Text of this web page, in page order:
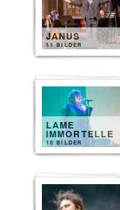
JANUS
11 BILDER
LAME
IMMORTELLE
10 BILDER